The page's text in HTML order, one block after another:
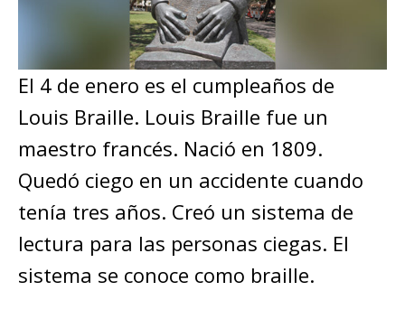
El 4 de enero es el cumpleaños de
Louis Braille. Louis Braille fue un
maestro francés. Nació en 1809.
Quedó ciego en un accidente cuando
tenía tres años. Creó un sistema de
lectura para las personas ciegas. El
sistema se conoce como braille.